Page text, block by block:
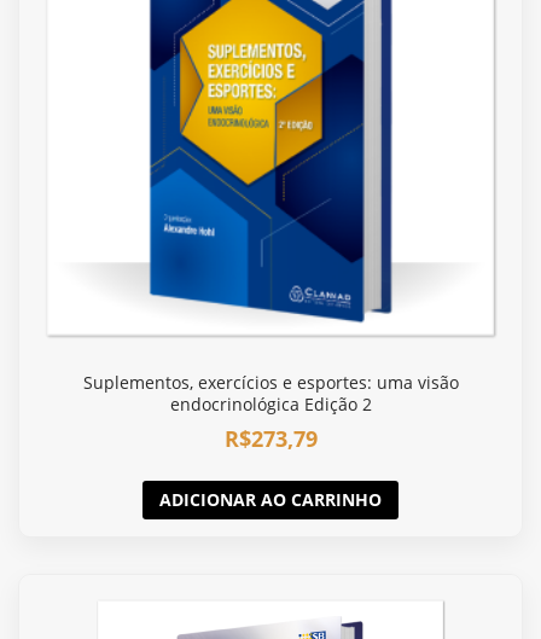
Suplementos, exercícios e esportes: uma visão
endocrinológica Edição 2
R$273,79
ADICIONAR AO CARRINHO